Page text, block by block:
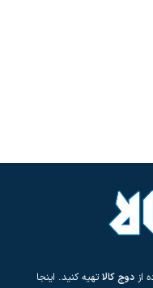
از دوج کالاتهیه کنید. اینجا